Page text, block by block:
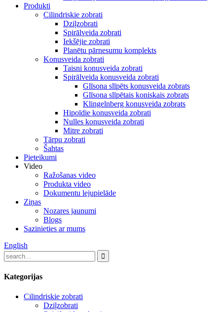
Produkti
Cilindriskie zobrati
Dziļzobrati
Spirālveida zobrati
Iekšējie zobrati
Planētu pārnesumu komplekts
Konusveida zobrati
Taisni konusveida zobrati
Spirālveida konusveida zobrati
Glīsona slīpēts konusveida zobrats
Glīsona slīpētais koniskais zobrats
Klingelnberg konusveida zobrats
Hipoīdie konusveida zobrati
Nulles konusveida zobrati
Mitre zobrati
Tārpu zobrati
Šahtas
Pieteikumi
Video
Ražošanas video
Produkta video
Dokumentu lejupielāde
Ziņas
Nozares jaunumi
Blogs
Sazinieties ar mums
English
Kategorijas
Cilindriskie zobrati
Dziļzobrati